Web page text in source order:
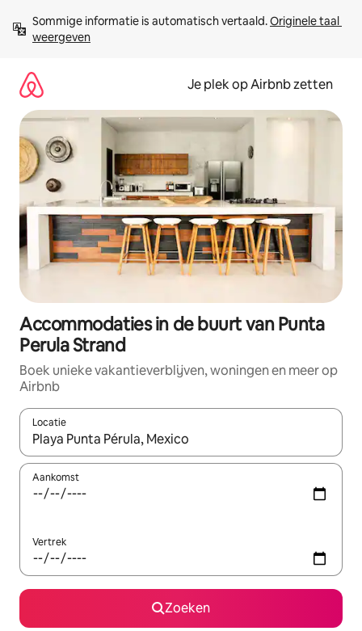
direct
naar
Sommige informatie is automatisch vertaald. Originele taal
weergeven
Je plek op Airbnb zetten
Accommodaties in de buurt van Punta
Perula Strand
Boek unieke vakantieverblijven, woningen en meer op
Airbnb
Locatie
Wanneer er resultaten beschikbaar zijn, maak je een keuze
Aankomst
Vertrek
Zoeken